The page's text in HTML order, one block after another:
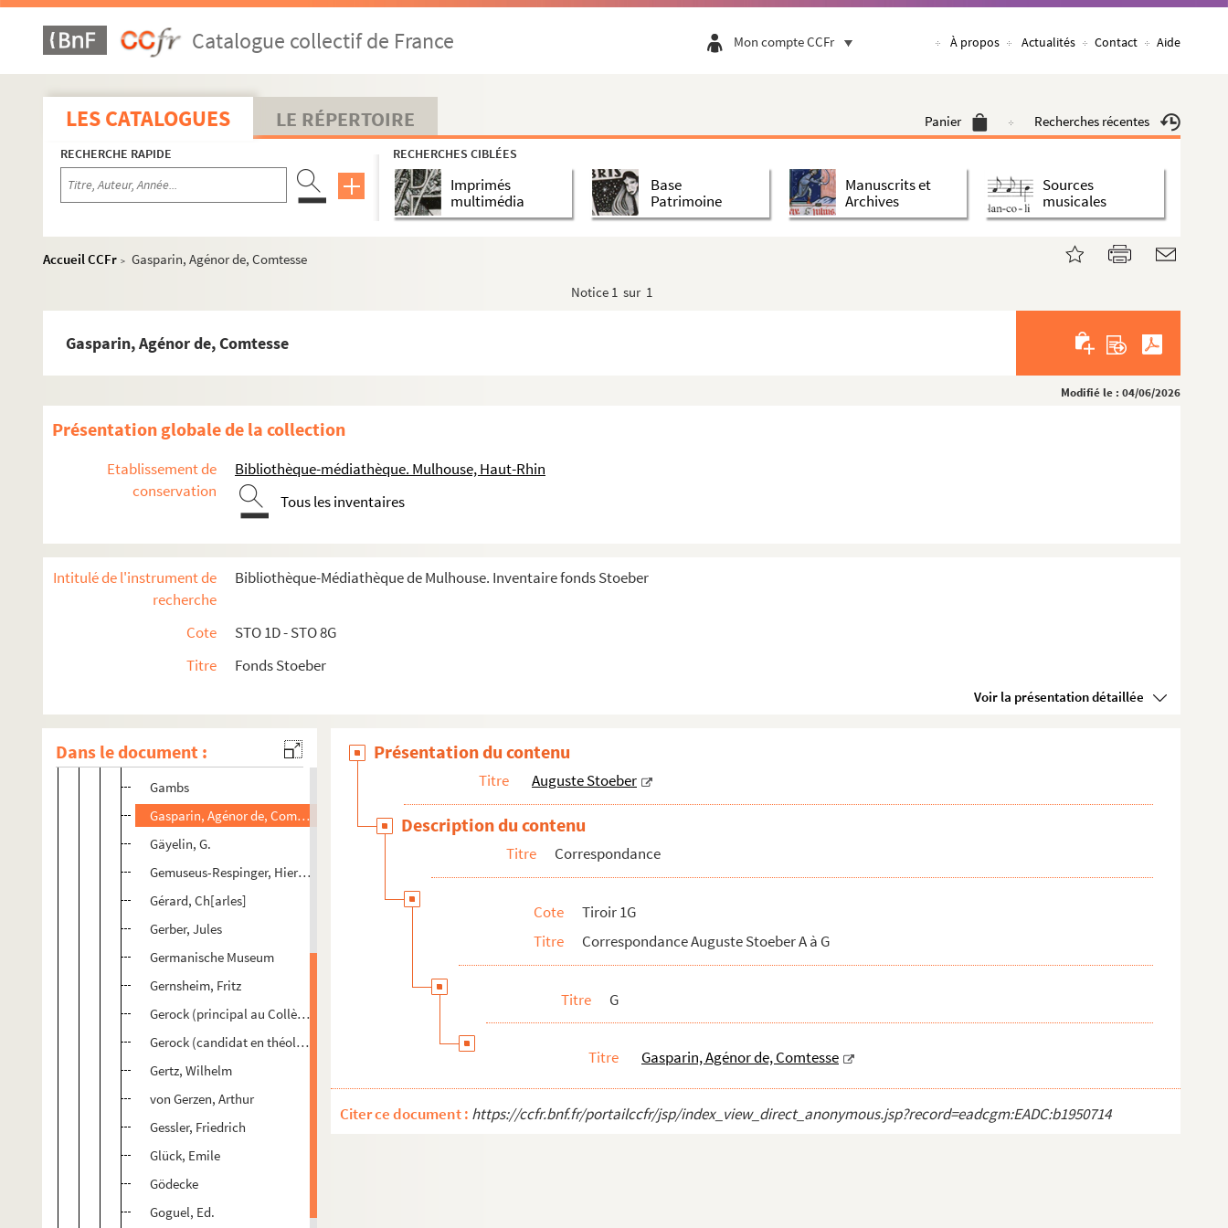
Catalogue collectif de France Mon compte CCFr À propos Actualités Contact Aide
LES CATALOGUES LE RÉPERTOIRE Panier Recherches récentes
RECHERCHE RAPIDE RECHERCHES CIBLÉES
Imprimés
multimédia
Base
Patrimoine
Manuscrits et
Archives
Sources
musicales
Accueil CCFr > Gasparin, Agénor de, Comtesse
Notice 1 sur 1
Gasparin, Agénor de, Comtesse
Modifié le : 04/06/2026
Présentation globale de la collection
Etablissement de
conservation
Bibliothèque-médiathèque. Mulhouse, Haut-Rhin
Tous les inventaires
Intitulé de l'instrument de
recherche
Bibliothèque-Médiathèque de Mulhouse. Inventaire fonds Stoeber
Cote
STO 1D - STO 8G
Titre
Fonds Stoeber
Voir la présentation détaillée
Dans le document :
Ehrenfried Stoeber
Auguste Stoeber
Correspondance
Tiroir 1G. Correspondance Auguste Stoeber A à G
Pochette noté de la main de F. Stoeber
A
Ba-Be
C
D
1 liste manuscrite de correspondants
Gaidoz, H.
Gambs
Gasparin, Agénor de, Comtesse
Gäyelin, G.
Gemuseus-Respinger, Hiero[nymu]s
Gérard, Ch[arles]
Gerber, Jules
Germanische Museum
Gernsheim, Fritz
Gerock (principal au Collège de Montbéliard)
Gerock (candidat en théologie)
Gertz, Wilhelm
von Gerzen, Arthur
Gessler, Friedrich
Glück, Emile
Gödecke
Goguel, Ed.
Présentation du contenu
Titre Auguste Stoeber
Description du contenu
Titre Correspondance
Cote
Tiroir 1G
Titre
Correspondance Auguste Stoeber A à G
Titre G
Titre Gasparin, Agénor de, Comtesse
Citer ce document : https://ccfr.bnf.fr/portailccfr/jsp/index_view_direct_anonymous.jsp?record=eadcgm:EADC:b1950714